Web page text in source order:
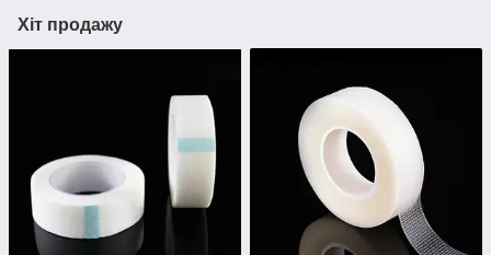
Хіт продажу